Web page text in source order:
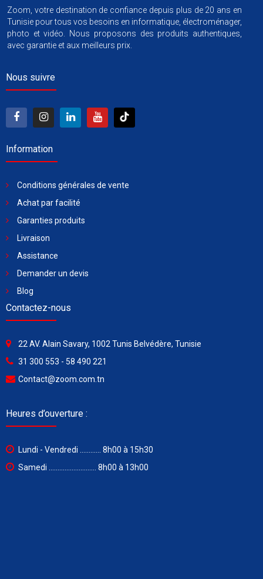
Zoom, votre destination de confiance depuis plus de 20 ans en
Tunisie pour tous vos besoins en informatique, électroménager,
photo et vidéo. Nous proposons des produits authentiques,
avec garantie et aux meilleurs prix.
Nous suivre
Information
Conditions générales de vente
Achat par facilité
Garanties produits
Livraison
Assistance
Demander un devis
Blog
Contactez-nous
22 AV. Alain Savary, 1002 Tunis Belvédère, Tunisie
31 300 553 - 58 490 221
Contact@zoom.com.tn
Heures d’ouverture :
Lundi - Vendredi ............ 8h00 à 15h30
Samedi ........................... 8h00 à 13h00